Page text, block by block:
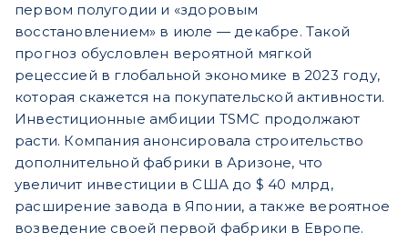
первом полугодии и «здоровым
восстановлением» в июле — декабре. Такой
прогноз обусловлен вероятной мягкой
рецессией в глобальной экономике в 2023 году,
которая скажется на покупательской активности.
Инвестиционные амбиции TSMC продолжают
расти. Компания анонсировала строительство
дополнительной фабрики в Аризоне, что
увеличит инвестиции в США до $ 40 млрд,
расширение завода в Японии, а также вероятное
возведение своей первой фабрики в Европе.